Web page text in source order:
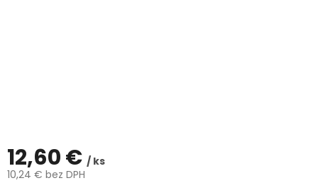
12,60 € / ks
10,24 € bez DPH